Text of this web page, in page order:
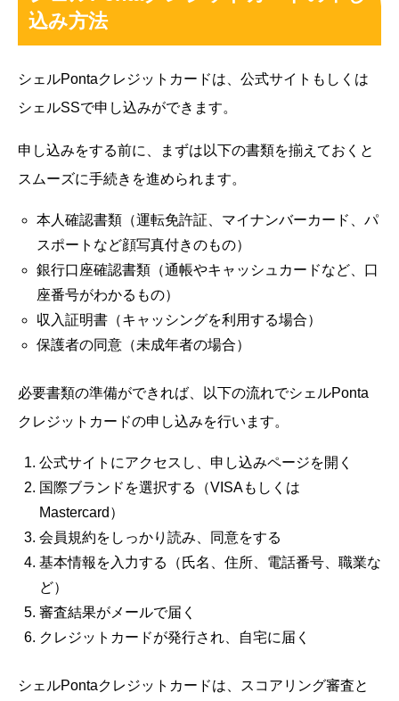
込み方法
シェルPontaクレジットカードは、公式サイトもしくは
シェルSSで申し込みができます。
申し込みをする前に、まずは以下の書類を揃えておくと
スムーズに手続きを進められます。
本人確認書類（運転免許証、マイナンバーカード、パ
スポートなど顔写真付きのもの）
銀行口座確認書類（通帳やキャッシュカードなど、口
座番号がわかるもの）
収入証明書（キャッシングを利用する場合）
保護者の同意（未成年者の場合）
必要書類の準備ができれば、以下の流れでシェルPonta
クレジットカードの申し込みを行います。
公式サイトにアクセスし、申し込みページを開く
国際ブランドを選択する（VISAもしくは
Mastercard）
会員規約をしっかり読み、同意をする
基本情報を入力する（氏名、住所、電話番号、職業な
ど）
審査結果がメールで届く
クレジットカードが発行され、自宅に届く
シェルPontaクレジットカードは、スコアリング審査と